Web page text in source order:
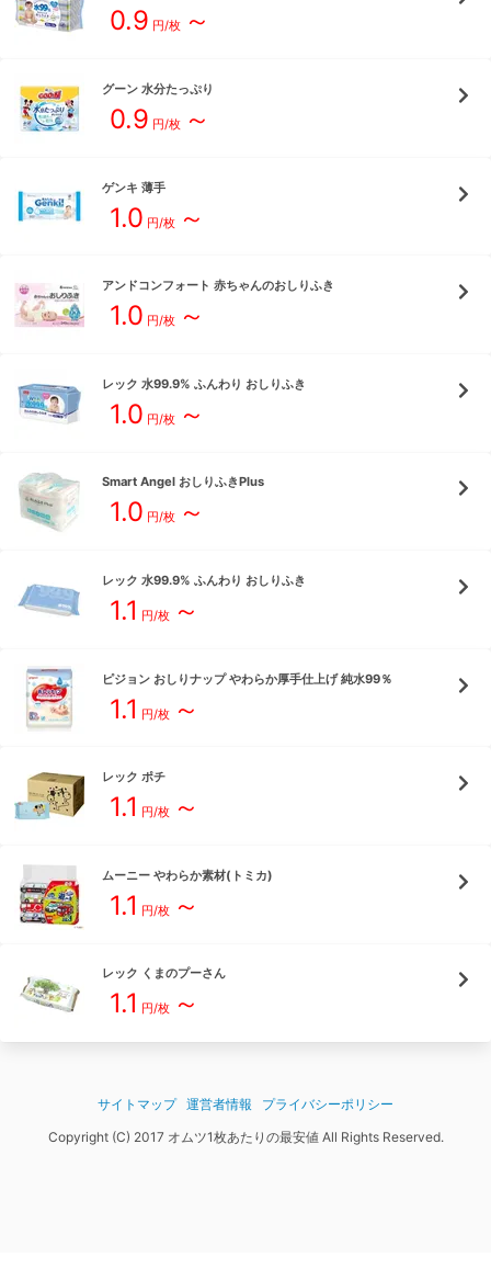
0.9 円/枚 ～
グーン 水分たっぷり
0.9 円/枚 ～
ゲンキ 薄手
1.0 円/枚 ～
アンドコンフォート 赤ちゃんのおしりふき
1.0 円/枚 ～
レック 水99.9% ふんわり おしりふき
1.0 円/枚 ～
Smart Angel おしりふきPlus
1.0 円/枚 ～
レック 水99.9% ふんわり おしりふき
1.1 円/枚 ～
ピジョン おしりナップ やわらか厚手仕上げ 純水99％
1.1 円/枚 ～
レック ポチ
1.1 円/枚 ～
ムーニー やわらか素材(トミカ)
1.1 円/枚 ～
レック くまのプーさん
1.1 円/枚 ～
サイトマップ 運営者情報
プライバシーポリシー
Copyright (C) 2017 オムツ1枚あたりの最安値 All Rights Reserved.